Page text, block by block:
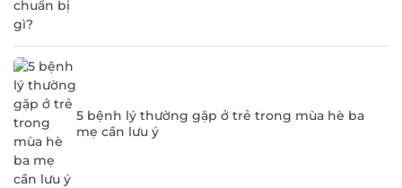
5 bệnh lý thường gặp ở trẻ trong mùa hè ba
mẹ cần lưu ý